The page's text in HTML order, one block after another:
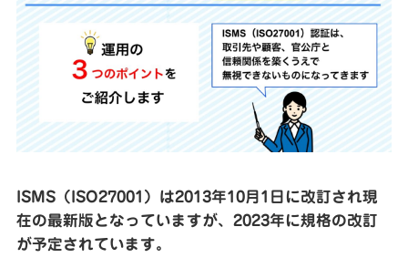
ISMS（ISO27001）は2013年10月1日に改訂され現
在の最新版となっていますが、2023年に規格の改訂
が予定されています。